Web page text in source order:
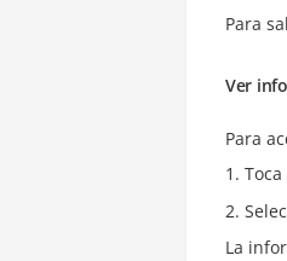
Para
Ver
Para
Toca
La